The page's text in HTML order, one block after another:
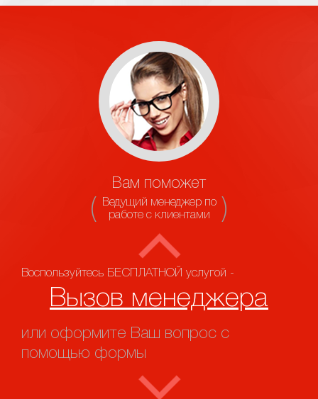
Вам поможет
Ведущий менеджер по
работе с клиентами
Воспользуйтесь БЕСПЛАТНОЙ услугой -
Вызов менеджера
или оформите Ваш вопрос с
помощью формы